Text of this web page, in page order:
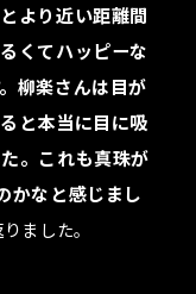
より近い距離間
くてハッピーな
柳楽さんは目が
と本当に目に吸
。これも真珠が
かなと感じまし
ました。